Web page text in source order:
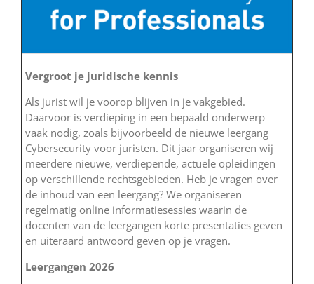
Vergroot je juridische kennis
Als jurist wil je voorop blijven in je vakgebied.
Daarvoor is verdieping in een bepaald onderwerp
vaak nodig, zoals bijvoorbeeld de nieuwe leergang
Cybersecurity voor juristen. Dit jaar organiseren wij
meerdere nieuwe, verdiepende, actuele opleidingen
op verschillende rechtsgebieden. Heb je vragen over
de inhoud van een leergang? We organiseren
regelmatig online informatiesessies waarin de
docenten van de leergangen korte presentaties geven
en uiteraard antwoord geven op je vragen.
Leergangen 2026